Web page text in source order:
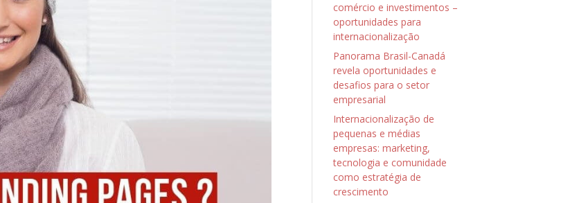
comércio e investimentos –
oportunidades para
internacionalização
Panorama Brasil-Canadá
revela oportunidades e
desafios para o setor
empresarial
Internacionalização de
pequenas e médias
empresas: marketing,
tecnologia e comunidade
como estratégia de
crescimento